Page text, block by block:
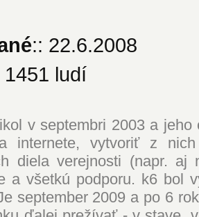
:: 22.6.2008
1451 ludí
v septembri 2003 a
internete, vytvoriť z
diela verejnosti (napr. aj
a všetkú podporu. k6 bol
september 2009 a po 6